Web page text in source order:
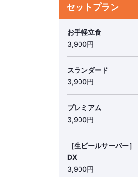
セットプラン
お手軽立食
3,900円
スランダード
3,900円
プレミアム
3,900円
［生ビールサーバー］
DX
3,900円